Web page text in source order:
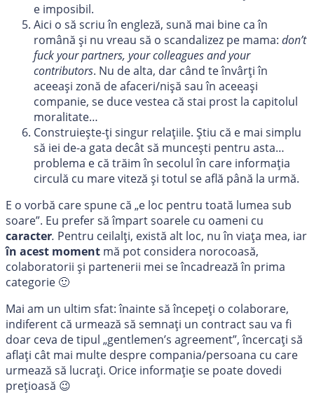
e imposibil.
Aici o să scriu în engleză, sună mai bine ca în
română și nu vreau să o scandalizez pe mama: don’t
fuck your partners, your colleagues and your
contributors. Nu de alta, dar când te învârți în
aceeași zonă de afaceri/nișă sau în aceeași
companie, se duce vestea că stai prost la capitolul
moralitate…
Construiește-ți singur relațiile. Știu că e mai simplu
să iei de-a gata decât să muncești pentru asta…
problema e că trăim în secolul în care informația
circulă cu mare viteză și totul se află până la urmă.
E o vorbă care spune că „e loc pentru toată lumea sub
soare”. Eu prefer să împart soarele cu oameni cu
caracter. Pentru ceilalți, există alt loc, nu în viața mea, iar
în acest moment mă pot considera norocoasă,
colaboratorii și partenerii mei se încadrează în prima
categorie 🙂
Mai am un ultim sfat: înainte să începeți o colaborare,
indiferent că urmează să semnați un contract sau va fi
doar ceva de tipul „gentlemen’s agreement”, încercați să
aflați cât mai multe despre compania/persoana cu care
urmează să lucrați. Orice informație se poate dovedi
prețioasă 😉